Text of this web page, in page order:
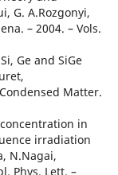
G. A.Rozgonyi,
– 2004. – Vols.
Ge and SiGe
Matter.
in
irradiation
N.Nagai,
Phys. Lett. –